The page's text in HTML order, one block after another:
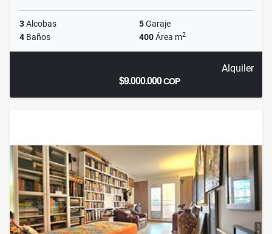
3Alcobas 5Garaje
4 Baños 400Área m2
Alquiler
$9.000.000COP